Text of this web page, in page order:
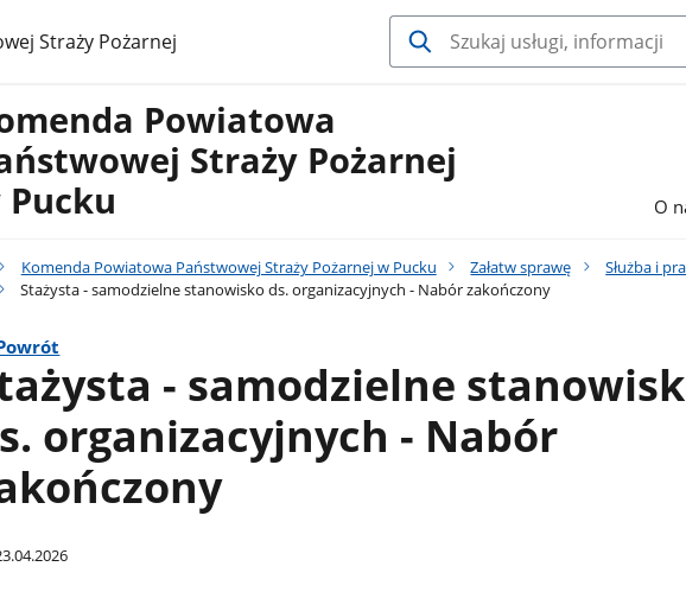
Straży Pożarnej
Powiatowa
Straży Pożarnej
O
Komenda Powiatowa Państwowej Straży Pożarnej w Pucku Załatw sprawę Służba i
Stażysta - samodzielne stanowisko ds. organizacyjnych - Nabór zakończony
- samodzielne
organizacyjnych - Nabór